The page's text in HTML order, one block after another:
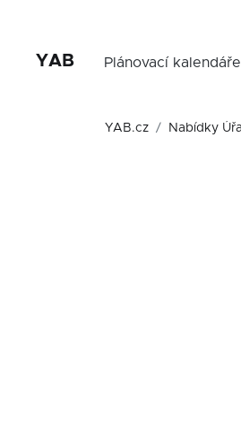
YAB Plánovací kalendáře
YAB.cz Nabídky